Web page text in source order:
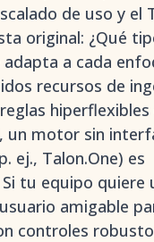
de uso y el
original: ¿Qué
a cada
recursos de
hiperflexibles
un motor sin
ej., Talon.One) es
tu equipo quiere
amigable
controles